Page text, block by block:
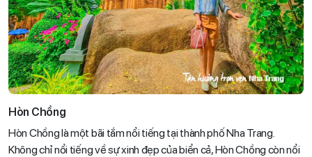
Hòn Chồng
Hòn Chồng là một bãi tắm nổi tiếng tại thành phố Nha Trang.
Không chỉ nổi tiếng về sự xinh đẹp của biển cả, Hòn Chồng còn nổi